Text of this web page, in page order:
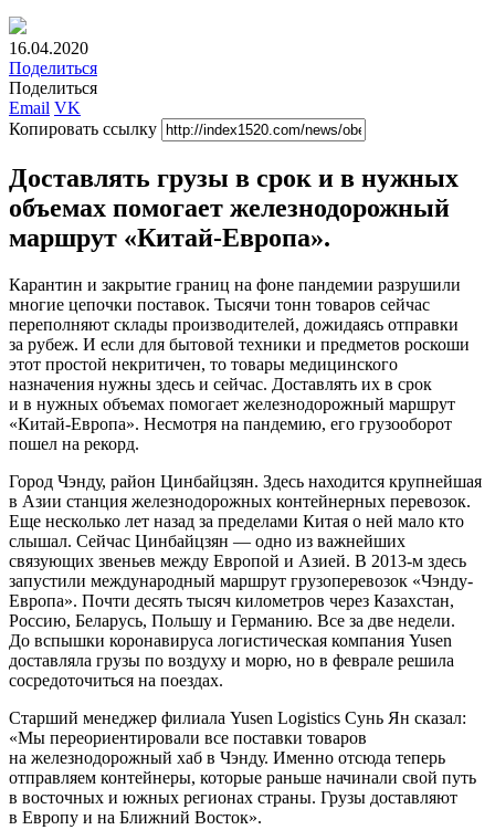
16.04.2020
Поделиться
Поделиться
Email VK
Копировать ссылку
Доставлять грузы в срок и в нужных
объемах помогает железнодорожный
маршрут «Китай-Европа».
Карантин и закрытие границ на фоне пандемии разрушили
многие цепочки поставок. Тысячи тонн товаров сейчас
переполняют склады производителей, дожидаясь отправки
за рубеж. И если для бытовой техники и предметов роскоши
этот простой некритичен, то товары медицинского
назначения нужны здесь и сейчас. Доставлять их в срок
и в нужных объемах помогает железнодорожный маршрут
«Китай-Европа». Несмотря на пандемию, его грузооборот
пошел на рекорд.
Город Чэнду, район Цинбайцзян. Здесь находится крупнейшая
в Азии станция железнодорожных контейнерных перевозок.
Еще несколько лет назад за пределами Китая о ней мало кто
слышал. Сейчас Цинбайцзян — одно из важнейших
связующих звеньев между Европой и Азией. В 2013-м здесь
запустили международный маршрут грузоперевозок «Чэнду-
Европа». Почти десять тысяч километров через Казахстан,
Россию, Беларусь, Польшу и Германию. Все за две недели.
До вспышки коронавируса логистическая компания Yusen
доставляла грузы по воздуху и морю, но в феврале решила
сосредоточиться на поездах.
Старший менеджер филиала Yusen Logistics Сунь Ян сказал:
«Мы переориентировали все поставки товаров
на железнодорожный хаб в Чэнду. Именно отсюда теперь
отправляем контейнеры, которые раньше начинали свой путь
в восточных и южных регионах страны. Грузы доставляют
в Европу и на Ближний Восток».